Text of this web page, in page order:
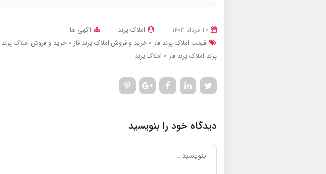
املاک پرند
آگهی ها
قیمت املاک پرند فاز 0
خرید و فروش املاک پرند فاز 0 خرید و فروش املاک پرند
پرند املاک پرند فاز 0 املاک پرند
دیدگاه خود را بنویسید